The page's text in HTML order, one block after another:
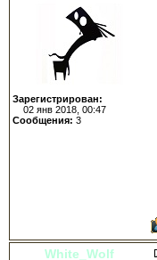
Зарегистрирован:
02 янв 2018, 00:47
Сообщения: 3
White_Wolf